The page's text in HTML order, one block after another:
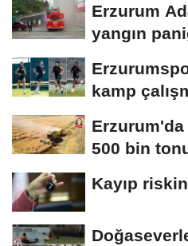
Erzurum
yangın
kamp
500 bin
Kayıp